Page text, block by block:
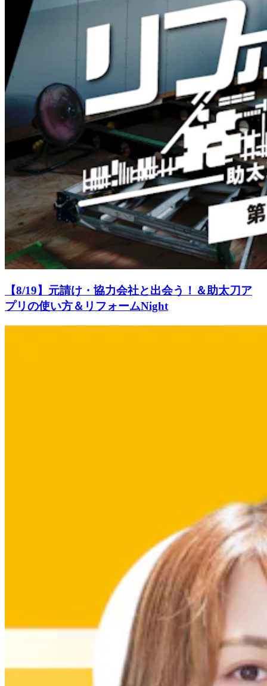
【8/19】元請け・協力会社と出会う！＆助太刀ア
プリの使い方＆リフォームNight